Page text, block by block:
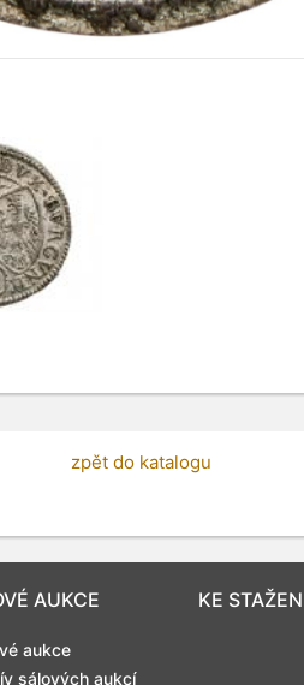
zpět do katalogu
AUKCE
aukce
sálových aukcí
KE